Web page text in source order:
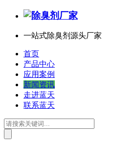
一站式除臭剂源头厂家
首页
产品中心
应用案例
新闻资讯
走进蓝天
联系蓝天